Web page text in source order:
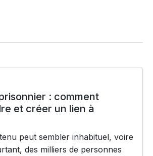
: comment
et créer un lien à
peut sembler inhabituel, voire
des milliers de personnes